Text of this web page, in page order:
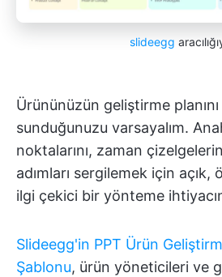
slideegg
Ürününüzün geliştirme
sunduğunuzu varsayalım.
noktalarını, zaman
adımları sergilemek için
ilgi çekici bir yönteme
Slideegg'in PPT Ürün
Şablonu, ürün yöneticileri ve